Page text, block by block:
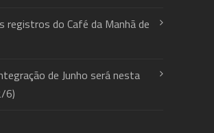
registros do Café da Manhã de
de Junho será nesta
6)